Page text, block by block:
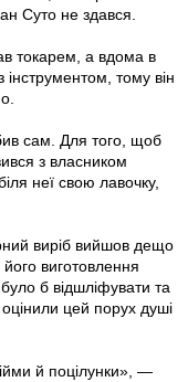
Суто не здався.
токарем, а вдома в
тому він
сам. Для того, щоб
з власником
неї свою лавочку,
виріб вийшов дещо
виготовлення
б відшліфувати та
цей порух душі
й поцілунки», —